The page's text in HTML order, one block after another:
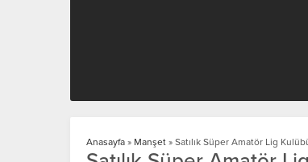
Anasayfa » Manşet » Satılık Süper Amatör Lig